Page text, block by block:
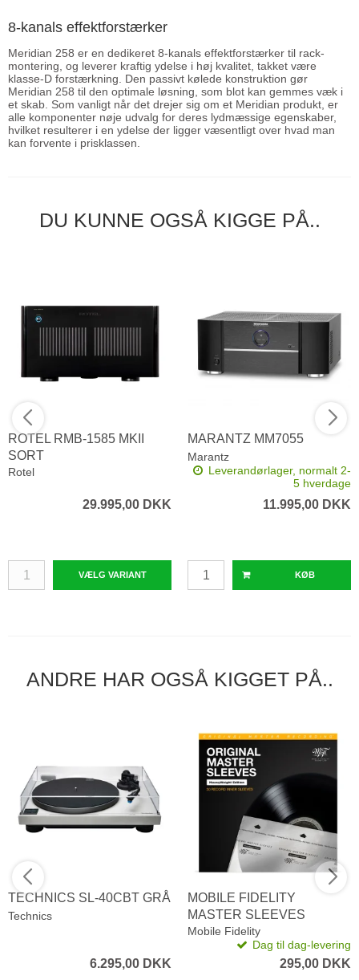
8-kanals effektforstærker
Meridian 258 er en dedikeret 8-kanals effektforstærker til rack-
montering, og leverer kraftig ydelse i høj kvalitet, takket være
klasse-D forstærkning. Den passivt kølede konstruktion gør
Meridian 258 til den optimale løsning, som blot kan gemmes væk i
et skab. Som vanligt når det drejer sig om et Meridian produkt, er
alle komponenter nøje udvalg for deres lydmæssige egenskaber,
hvilket resulterer i en ydelse der ligger væsentligt over hvad man
kan forvente i prisklassen.
DU KUNNE OGSÅ KIGGE PÅ..
ROTEL RMB-1585 MKII
SORT
Rotel
29.995,00 DKK
VÆLG VARIANT
MARANTZ MM7055
Marantz
Leverandørlager, normalt 2-
5 hverdage
11.995,00 DKK
KØB
ANDRE HAR OGSÅ KIGGET PÅ..
TECHNICS SL-40CBT GRÅ
Technics
6.295,00 DKK
MOBILE FIDELITY
MASTER SLEEVES
HEAVYWEIGHT
Mobile Fidelity
Dag til dag-levering
295,00 DKK